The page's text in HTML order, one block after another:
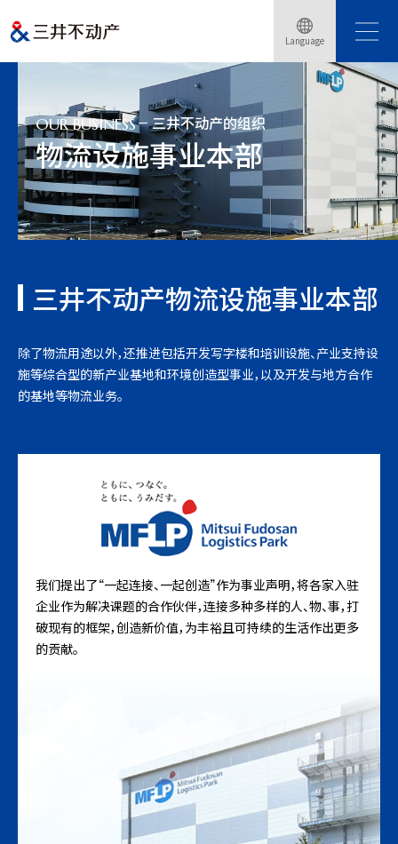
Language
Home 物流设施事业本部
OUR BUSINESS 三井不动产的组织
物流设施事业本部
三井不动产物流设施事业本部
除了物流用途以外，还推进包括开发写字楼和培训设施、产业支持设
施等综合型的新产业基地和环境创造型事业，以及开发与地方合作
的基地等物流业务。
我们提出了“一起连接、一起创造”作为事业声明，将各家入驻
企业作为解决课题的合作伙伴，连接多种多样的人、物、事，打
破现有的框架，创造新价值，为丰裕且可持续的生活作出更多
的贡献。